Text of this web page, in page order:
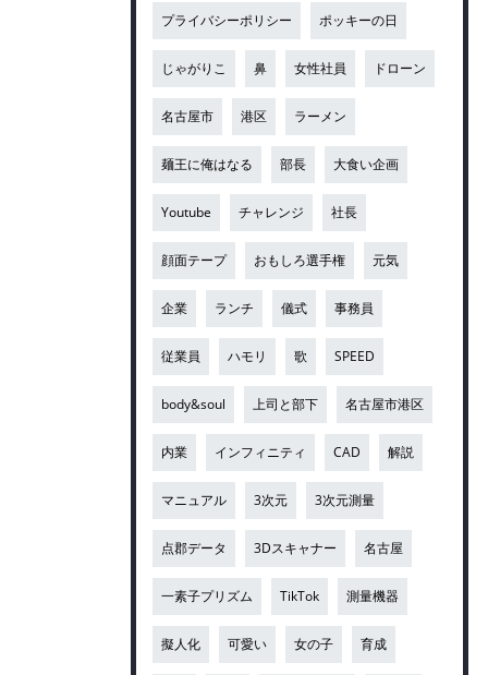
プライバシーポリシー ポッキーの日
じゃがりこ 鼻 女性社員 ドローン
名古屋市 港区 ラーメン
麺王に俺はなる 部長 大食い企画
Youtube チャレンジ 社長
顔面テープ おもしろ選手権 元気
企業 ランチ 儀式 事務員
従業員 ハモリ 歌 SPEED
body&soul 上司と部下 名古屋市港区
内業 インフィニティ CAD 解説
マニュアル 3次元 3次元測量
点郡データ 3Dスキャナー 名古屋
一素子プリズム TikTok 測量機器
擬人化 可愛い 女の子 育成